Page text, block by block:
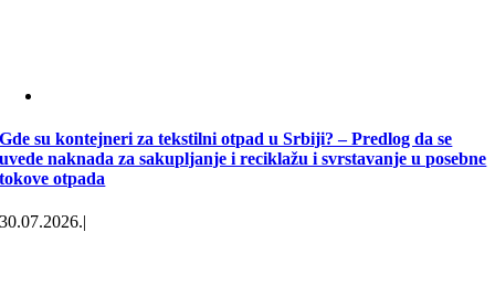
Gde su kontejneri za tekstilni otpad u Srbiji? – Predlog da se
uvede naknada za sakupljanje i reciklažu i svrstavanje u posebne
tokove otpada
30.07.2026.|